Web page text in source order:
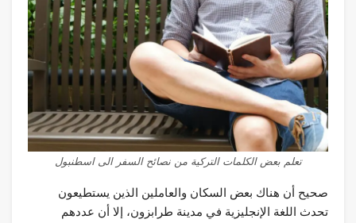
تعلم بعض الكلمات التركية من نصائح السفر الى اسطنبول
صحيح أن هناك بعض السكان والعاملين الذين يستطيعون
تحدث اللغة الإنجليزية في مدينة طرابزون، إلا أن عددهم